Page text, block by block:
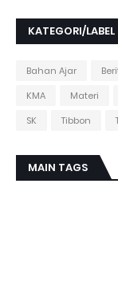
KATEGORI/LABEL
Bahan Ajar
KMA
Materi
SK
Tibbon
MAIN TAGS